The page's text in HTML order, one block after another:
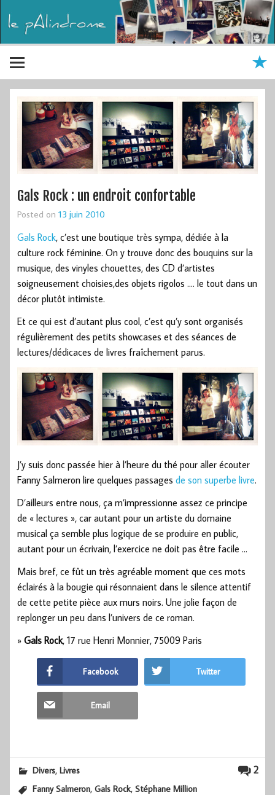
Gals Rock : un endroit confortable
Posted on 13 juin 2010
Gals Rock, c’est une boutique très sympa, dédiée à la
culture rock féminine. On y trouve donc des bouquins sur la
musique, des vinyles chouettes, des CD d’artistes
soigneusement choisies,des objets rigolos …. le tout dans un
décor plutôt intimiste.
Et ce qui est d’autant plus cool, c’est qu’y sont organisés
régulièrement des petits showcases et des séances de
lectures/dédicaces de livres fraîchement parus.
J’y suis donc passée hier à l’heure du thé pour aller écouter
Fanny Salmeron lire quelques passages de son superbe livre.
D’ailleurs entre nous, ça m’impressionne assez ce principe
de « lectures », car autant pour un artiste du domaine
musical ça semble plus logique de se produire en public,
autant pour un écrivain, l’exercice ne doit pas être facile …
Mais bref, ce fût un très agréable moment que ces mots
éclairés à la bougie qui résonnaient dans le silence attentif
de cette petite pièce aux murs noirs. Une jolie façon de
replonger un peu dans l’univers de ce roman.
» Gals Rock, 17 rue Henri Monnier, 75009 Paris
Facebook Twitter
Email
2
Divers,Livres
Fanny Salmeron,Gals Rock,Stéphane Million